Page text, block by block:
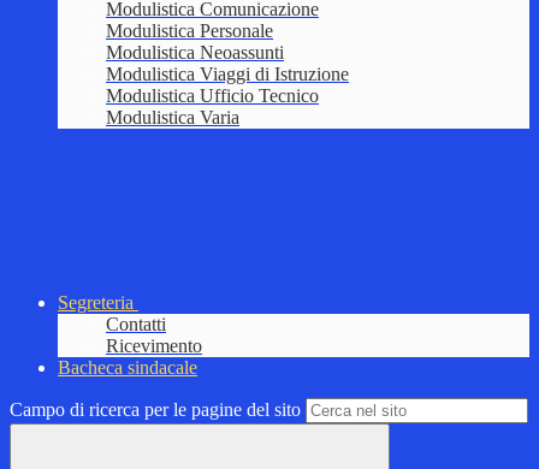
Modulistica Comunicazione
Modulistica Personale
Modulistica Neoassunti
Modulistica Viaggi di Istruzione
Modulistica Ufficio Tecnico
Modulistica Varia
Segreteria
Contatti
Ricevimento
Bacheca sindacale
Campo di ricerca per le pagine del sito